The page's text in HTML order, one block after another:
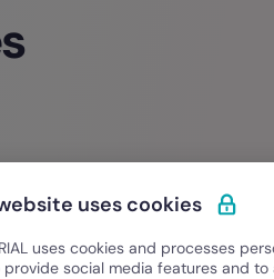
uses cookies
uses cookies and processes
provide social media features and